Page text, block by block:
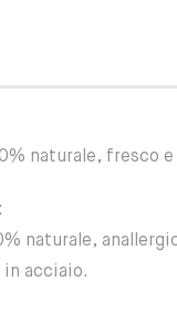
naturale, fresco
naturale,
acciaio.